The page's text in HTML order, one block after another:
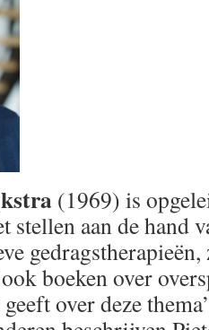
(1969) is
stellen aan de hand
boeken over
over deze